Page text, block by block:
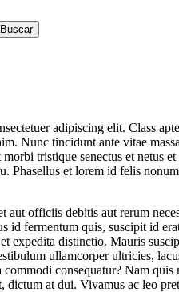
adipiscing elit. Class
Nunc tincidunt ante vitae
tristique senectus et netus
Phasellus et lorem id felis
aut officiis debitis aut rerum
id fermentum quis, suscipit id
expedita distinctio. Mauris
ullamcorper ultricies,
consequatur? Nam
dictum at dui. Vivamus ac leo